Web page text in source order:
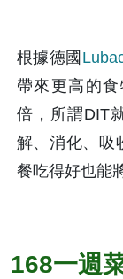
根據德國
帶來更高的
倍，所謂DIT
解、消化、吸
餐吃得好也能
168一週